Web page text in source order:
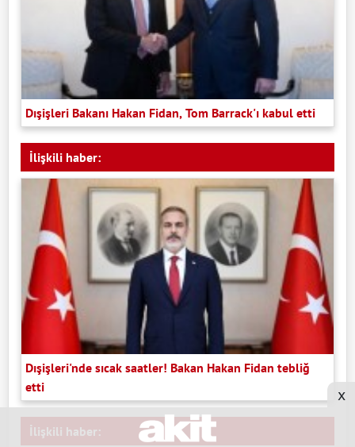
Dışişleri Bakanı Hakan Fidan, Tom Barrack'ı kabul etti
İlişkili haber:
Dışişleri'nde sıcak saatler! Bakan Hakan Fidan tebliğ
etti
İlişkili haber:
x